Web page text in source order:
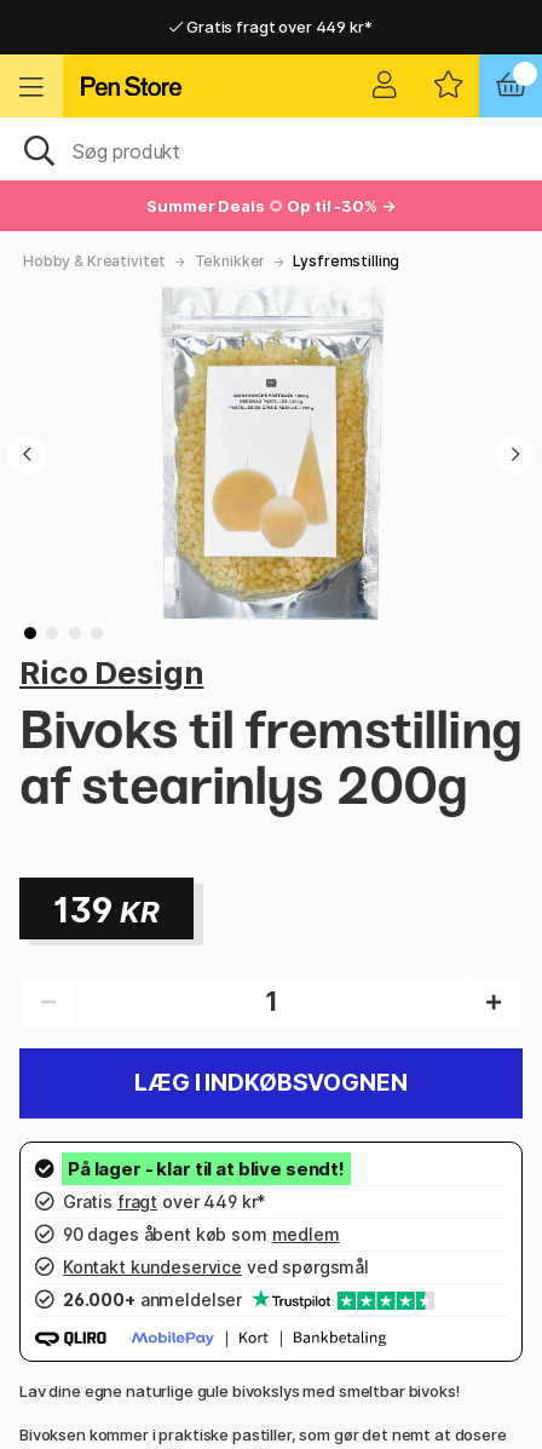
Gratis fragt over 449 kr*
Hurtigt til dør eller pakkeshop
Hurtigt til dør eller pakkeshop
Summer Deals 🌻 Op til -30% →
Hobby & Kreativitet Teknikker Lysfremstilling
Rico Design
Bivoks til fremstilling
af stearinlys 200g
139 KR
LÆG I INDKØBSVOGNEN
Gratis fragt over 449 kr*
90 dages åbent køb som medlem
Kontakt kundeservice ved spørgsmål
26.000+ anmeldelser
Lav dine egne naturlige gule bivokslys med smeltbar bivoks!
Bivoksen kommer i praktiske pastiller, som gør det nemt at dosere